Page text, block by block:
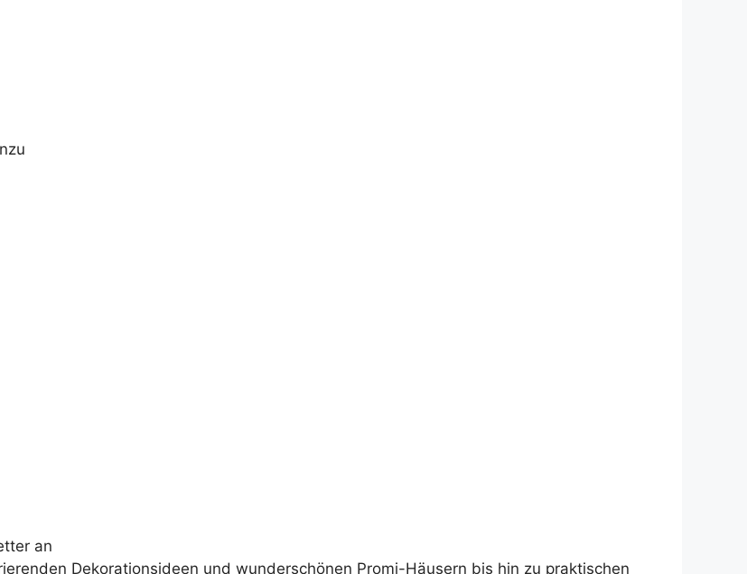
an
Dekorationsideen und wunderschönen Promi-Häusern bis hin zu praktischen